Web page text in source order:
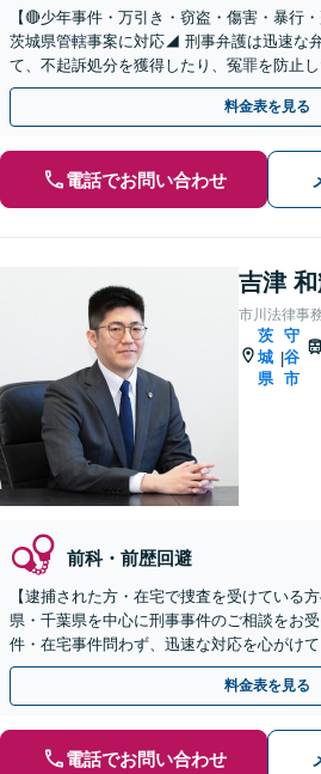
【🔴少年事件・万引き・窃盗・傷害・暴行
茨城県管轄事案に対応◢ 刑事弁護は迅速な
て、不起訴処分を獲得したり、冤罪を防止
きます。可能な限り当日のご相談にも対応
料金表を見る
電話でお問い合わせ
吉津
市川法律事
茨
城
県
|
守
谷
市
前科・前歴回避
【逮捕された方・在宅で捜査を受けている
県・千葉県を中心に刑事事件のご相談をお
件・在宅事件問わず、迅速な対応を心がけ
で）休日のご相談にも対応しています。
料金表を見る
電話でお問い合わせ